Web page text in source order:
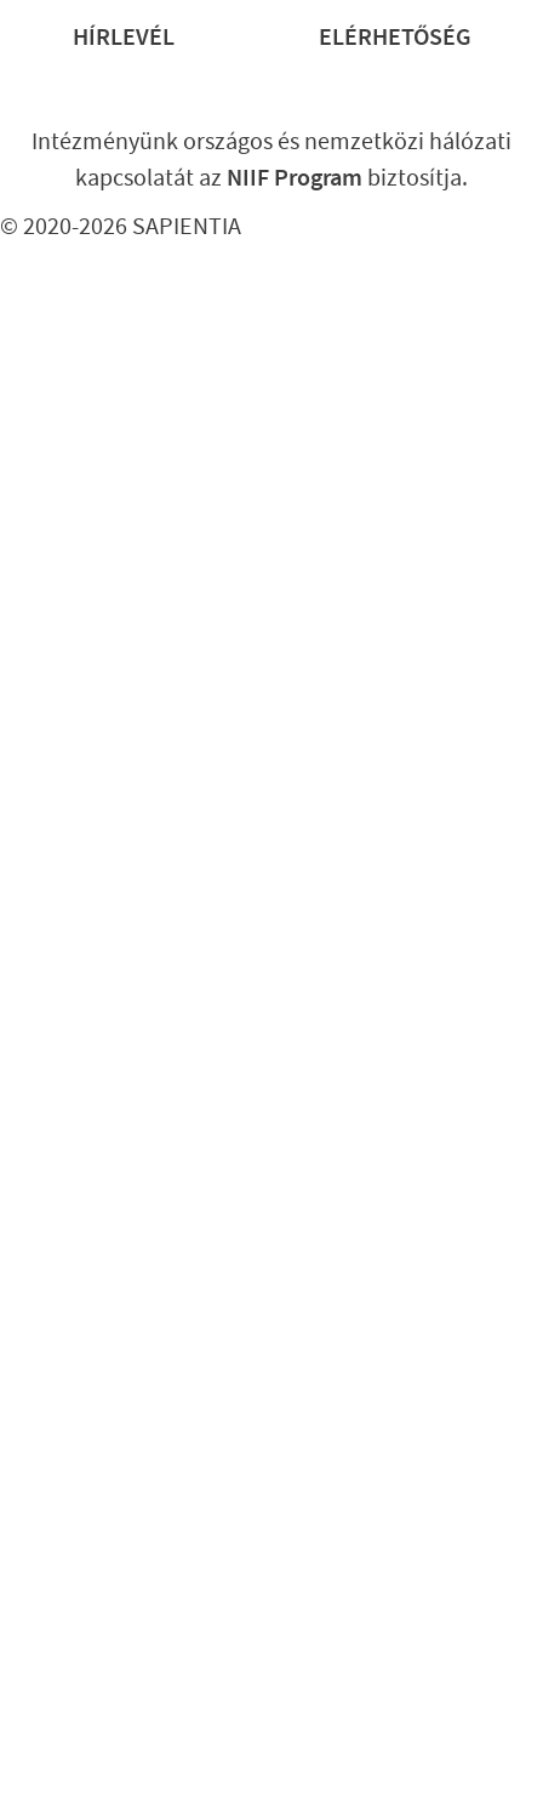
HÍRLEVÉL
ELÉRHETŐSÉG
© 2020-2026 SAPIENTIA
Intézményünk országos és nemzetközi hálózati
kapcsolatát az NIIF Program biztosítja.